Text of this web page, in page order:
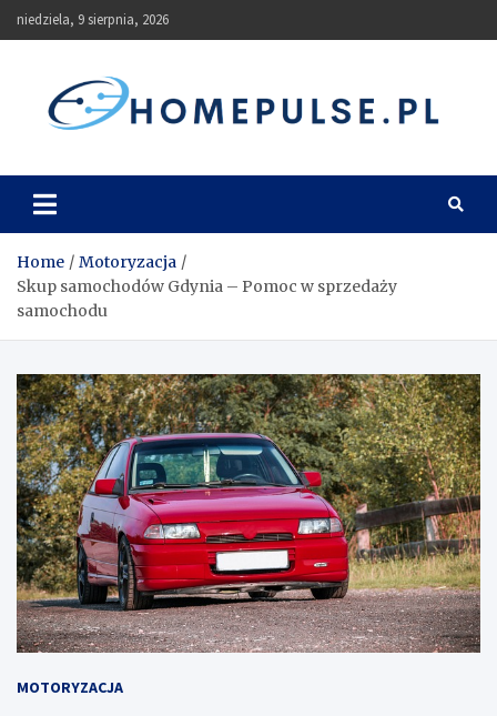
Skip
to
niedziela, 9 sierpnia, 2026
homepulse.pl
Home
Motoryzacja
Skup samochodów Gdynia – Pomoc w sprzedaży
samochodu
MOTORYZACJA